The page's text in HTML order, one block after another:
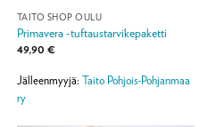
TAITO SHOP OULU
Primavera -tuftaustarvikepaketti
49,90 €
Jälleenmyyjä: Taito Pohjois-Pohjanmaa
ry